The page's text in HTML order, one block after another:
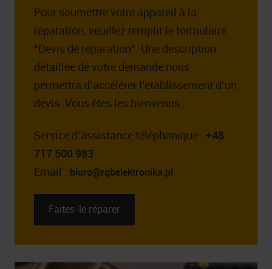
Pour soumettre votre appareil à la
réparation, veuillez remplir le formulaire
“Devis de réparation”. Une description
détaillée de votre demande nous
permettra d’accélérer l’établissement d’un
devis. Vous êtes les bienvenus.
Service d’assistance téléphonique : +48
717 500 983
Email : biuro@rgbelektronika.pl
Faites-le réparer